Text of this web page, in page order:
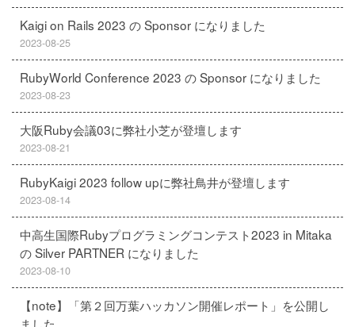
Kaigi on Rails 2023 の Sponsor になりました
2023-08-25
RubyWorld Conference 2023 の Sponsor になりました
2023-08-23
大阪Ruby会議03に弊社小芝が登壇します
2023-08-21
RubyKaigi 2023 follow upに弊社鳥井が登壇します
2023-08-14
中高生国際Rubyプログラミングコンテスト2023 in Mitaka
の Silver PARTNER になりました
2023-08-10
【note】「第２回万葉ハッカソン開催レポート」を公開し
ました